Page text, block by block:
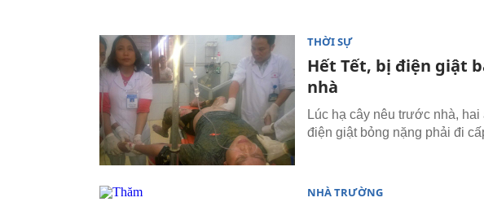
THỜI SỰ
Hết Tết, bị điện giật
nhà
Lúc hạ cây nêu trước nhà,
điện giật bỏng nặng phải đi
NHÀ TRƯỜNG